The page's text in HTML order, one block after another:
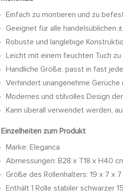
Einfach zu montieren und zu
Geeignet für alle handelsüblichen
Robuste und langlebige
Leicht mit einem feuchten Tuch zu
Handliche Größe, passt in fast
Verhindert unangenehme Gerüche
Modernes und stilvolles Design
Kann überall verwendet werden,
Einzelheiten zum Produkt
Marke: Eleganca
Abmessungen: B28 x T18 x H40
Größe des Rollenhalters: 19 x 7 x 7
Enthält 1 Rolle stabiler schwarzer